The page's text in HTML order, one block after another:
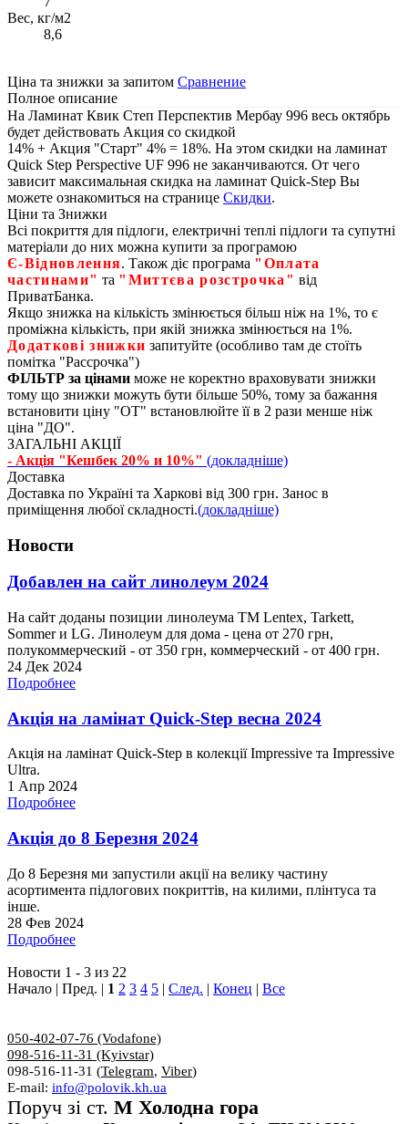
Вес, кг/м2
8,6
Ціна та знижки за запитом Сравнение
Полное описание
На Ламинат Квик Степ Перспектив Мербау 996 весь октябрь
будет действовать Акция со скидкой
14% + Акция "Старт" 4% = 18%. На этом скидки на ламинат
Quick Step Perspective UF 996 не заканчиваются. От чего
зависит максимальная скидка на ламинат Quick-Step Вы
можете ознакомиться на странице Скидки.
Ціни та Знижки
Всі покриття для підлоги, електричні теплі підлоги та супутні
матеріали до них можна купити за програмою
Є‑Відновлення. Також діє програма "Оплата
частинами" та "Миттєва розстрочка" від
ПриватБанка.
Якщо знижка на кількість змінюється більш ніж на 1%, то є
проміжна кількість, при якій знижка змінюється на 1%.
Додаткові знижки запитуйте (особливо там де стоїть
помітка "Рассрочка")
ФІЛЬТР за цінами може не коректно враховувати знижки
тому що знижки можуть бути більше 50%, тому за бажання
встановити ціну "ОТ" встановлюйте її в 2 рази менше ніж
ціна "ДО".
ЗАГАЛЬНІ АКЦІЇ
- Акція "Кешбек 20% и 10%" (докладніше)
Доставка
Доставка по Україні та Харкові від 300 грн. Занос в
приміщення любої складності.(докладніше)
Новости
Добавлен на сайт линолеум 2024
На сайт доданы позиции линолеума ТМ Lentex, Tarkett,
Sommer и LG. Линолеум для дома - цена от 270 грн,
полукоммерческий - от 350 грн, коммерческий - от 400 грн.
24 Дек 2024
Подробнее
Акція на ламінат Quick-Step весна 2024
Акція на ламінат Quick-Step в колекції Impressive та Impressive
Ultra.
1 Апр 2024
Подробнее
Акція до 8 Березня 2024
До 8 Березня ми запустили акції на велику частину
асортимента підлогових покриттів, на килими, плінтуса та
інше.
28 Фев 2024
Подробнее
Новости 1 - 3 из 22
Начало | Пред. | 1 2 3 4 5 | След. | Конец | Все
050-402-07-76 (Vodafone)
098-516-11-31 (Kyivstar)
098-516-11-31 (Telegram, Viber)
E-mail: info@polovik.kh.ua
Поруч зі ст. М Холодна гора